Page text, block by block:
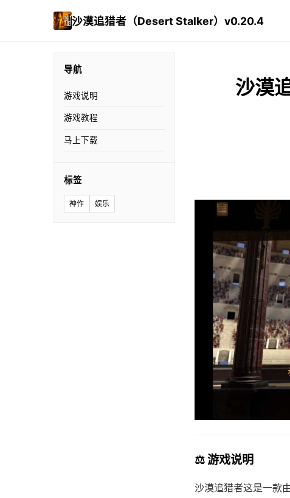
沙漠追猎者（Desert Stalker）v0.20.4
导航
游戏说明
游戏教程
马上下载
标签
神作 娱乐
沙漠
⚖️ 游戏说明
沙漠追猎者这是一款